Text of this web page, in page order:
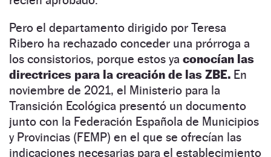
Pero el departamento dirigido por Teresa
Ribero ha rechazado conceder una prórroga a
los consistorios, porque estos ya conocían las
directrices para la creación de las ZBE. En
noviembre de 2021, el Ministerio para la
Transición Ecológica presentó un documento
junto con la Federación Española de Municipios
y Provincias (FEMP) en el que se ofrecían las
indicaciones necesarias para el establecimiento